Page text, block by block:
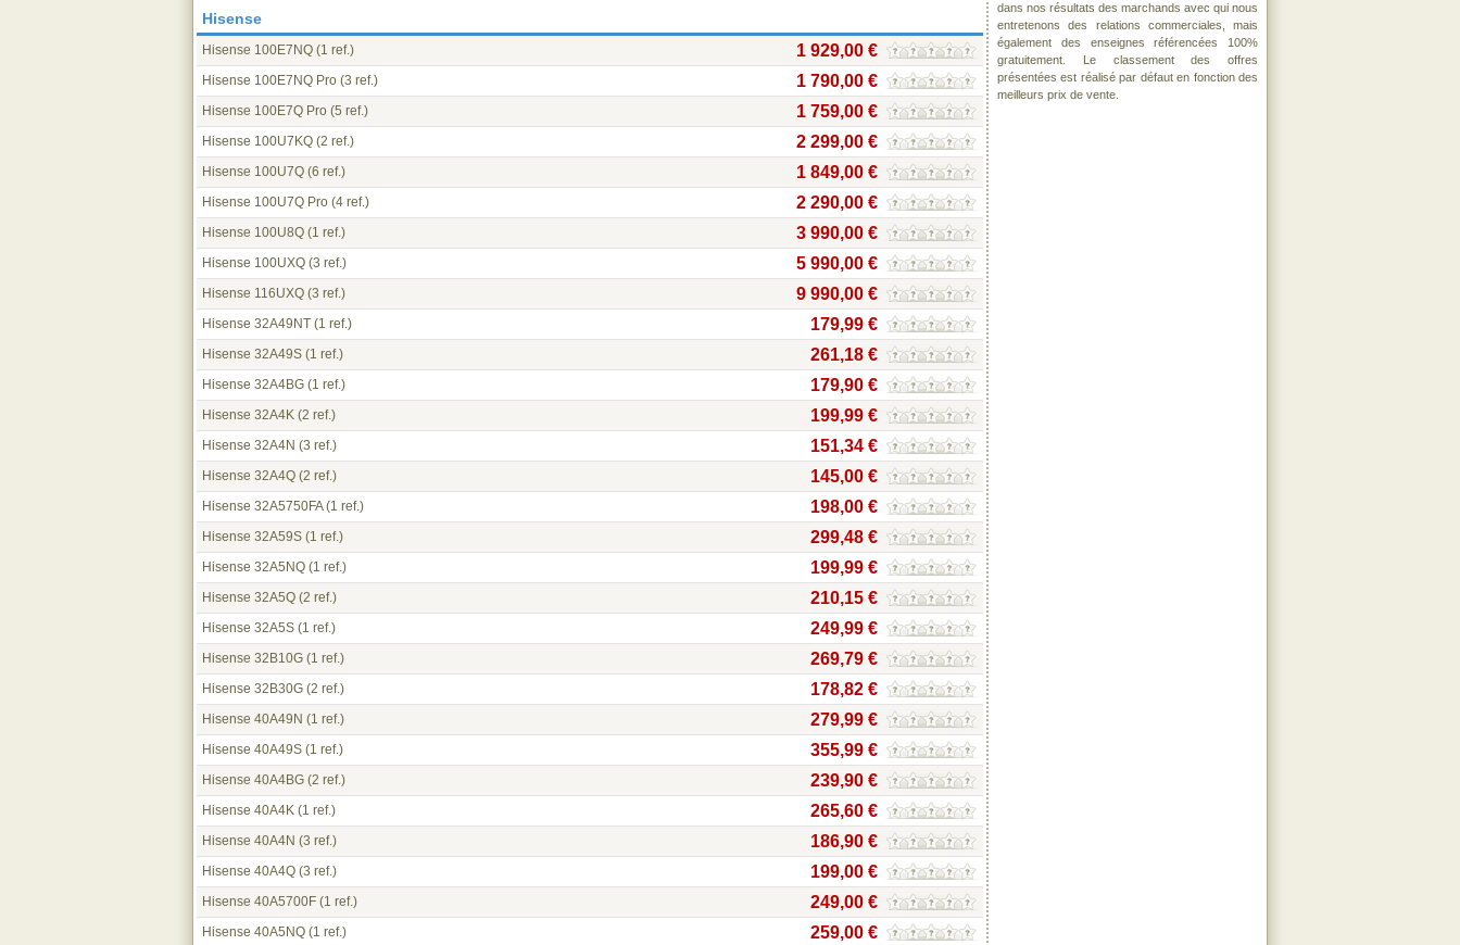
Hisense
Hisense 100E7NQ (1 ref.) 1 929,00 €
Hisense 100E7NQ Pro (3 ref.) 1 790,00 €
Hisense 100E7Q Pro (5 ref.) 1 759,00 €
Hisense 100U7KQ (2 ref.) 2 299,00 €
Hisense 100U7Q (6 ref.) 1 849,00 €
Hisense 100U7Q Pro (4 ref.) 2 290,00 €
Hisense 100U8Q (1 ref.) 3 990,00 €
Hisense 100UXQ (3 ref.) 5 990,00 €
Hisense 116UXQ (3 ref.) 9 990,00 €
Hisense 32A49NT (1 ref.) 179,99 €
Hisense 32A49S (1 ref.) 261,18 €
Hisense 32A4BG (1 ref.) 179,90 €
Hisense 32A4K (2 ref.) 199,99 €
Hisense 32A4N (3 ref.) 151,34 €
Hisense 32A4Q (2 ref.) 145,00 €
Hisense 32A5750FA(1 ref.) 198,00 €
Hisense 32A59S (1 ref.) 299,48 €
Hisense 32A5NQ (1 ref.) 199,99 €
Hisense 32A5Q (2 ref.) 210,15 €
Hisense 32A5S (1 ref.) 249,99 €
Hisense 32B10G (1 ref.) 269,79 €
Hisense 32B30G (2 ref.) 178,82 €
Hisense 40A49N (1 ref.) 279,99 €
Hisense 40A49S (1 ref.) 355,99 €
Hisense 40A4BG (2 ref.) 239,90 €
Hisense 40A4K (1 ref.) 265,60 €
Hisense 40A4N (3 ref.) 186,90 €
Hisense 40A4Q (3 ref.) 199,00 €
Hisense 40A5700F (1 ref.) 249,00 €
Hisense 40A5NQ (1 ref.) 259,00 €
dans nos résultats des marchands avec qui nous
entretenons des relations commerciales, mais
également des enseignes référencées 100%
gratuitement. Le classement des offres
présentées est réalisé par défaut en fonction des
meilleurs prix de vente.